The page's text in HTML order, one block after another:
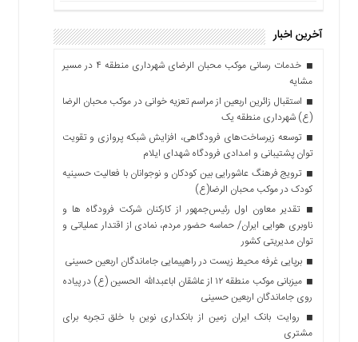
آخرین اخبار
خدمات رسانی موکب محبان الرضای شهرداری منطقه ۴ در مسیر
مشایه
استقبال زائرین اربعین از مراسم تعزیه خوانی در موکب محبان الرضا
(ع) شهرداری منطقه یک
توسعه زیرساخت‌های فرودگاهی، افزایش شبکه پروازی و تقویت
توان پشتیبانی و امدادی فرودگاه شهدای ایلام
ترویج فرهنگ عاشورایی بین کودکان و نوجوانان با فعالیت حسینیه
کودک در موکب محبان الرضا(ع)
تقدیر معاون اول رئیس‌جمهور از کارکنان شرکت فرودگاه ها و
ناوبری هوایی ایران/ حماسه حضور مردم، نمادی از اقتدار عملیاتی و
توان مدیریتی کشور
برپایی غرفه محیط زیست در راهپیمایی جاماندگان اربعین حسینی
میزبانی موکب منطقه ۱۲ از عاشقان اباعبدالله الحسین (ع) در پیاده
روی جاماندگان اربعین حسینی
روایت بانک ایران زمین از بانکداری نوین با خلق تجربه برای
مشتری